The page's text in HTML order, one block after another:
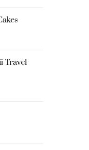
Travel